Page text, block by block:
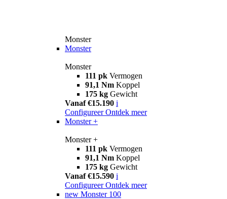
Monster
Monster
Monster
111 pk Vermogen
91,1 Nm Koppel
175 kg Gewicht
Vanaf €15.190 i
Configureer Ontdek meer
Monster +
Monster +
111 pk Vermogen
91,1 Nm Koppel
175 kg Gewicht
Vanaf €15.590 i
Configureer Ontdek meer
new Monster 100